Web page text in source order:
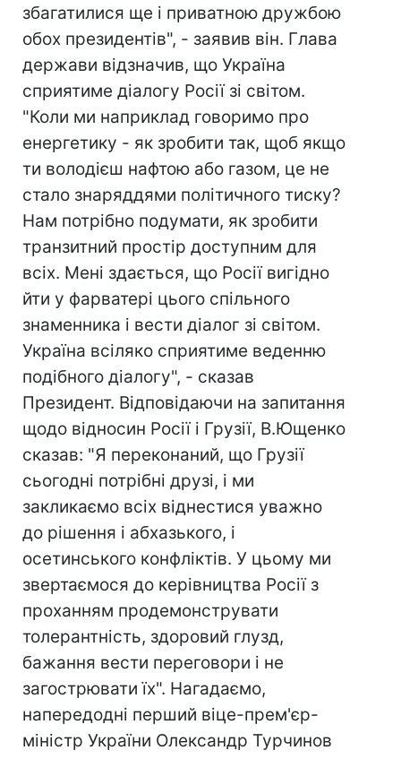
збагатилися ще і приватною дружбою
обох президентів", - заявив він. Глава
держави відзначив, що Україна
сприятиме діалогу Росії зі світом.
"Коли ми наприклад говоримо про
енергетику - як зробити так, щоб якщо
ти володієш нафтою або газом, це не
стало знаряддями політичного тиску?
Нам потрібно подумати, як зробити
транзитний простір доступним для
всіх. Мені здається, що Росії вигідно
йти у фарватері цього спільного
знаменника і вести діалог зі світом.
Україна всіляко сприятиме веденню
подібного діалогу", - сказав
Президент. Відповідаючи на запитання
щодо відносин Росії і Грузії, В.Ющенко
сказав: "Я переконаний, що Грузії
сьогодні потрібні друзі, і ми
закликаємо всіх віднестися уважно
до рішення і абхазького, і
осетинського конфліктів. У цьому ми
звертаємося до керівництва Росії з
проханням продемонструвати
толерантність, здоровий глузд,
бажання вести переговори і не
загострювати їх". Нагадаємо,
напередодні перший віце-прем'єр-
міністр України Олександр Турчинов